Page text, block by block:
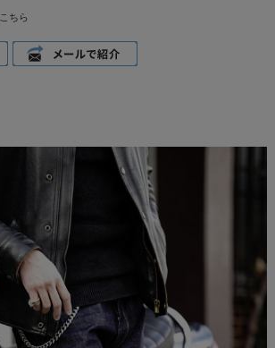
ちら